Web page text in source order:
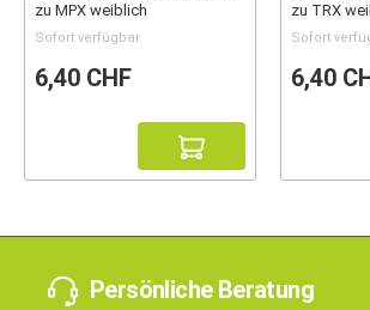
zu MPX weiblich
Sofort verfügbar
6,40 CHF
zu TRX
Sofort
6,40
Persönliche Beratung